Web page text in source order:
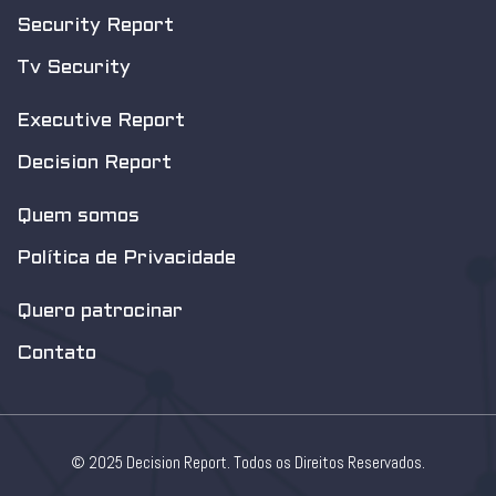
Security Report
Tv Security
Executive Report
Decision Report
Quem somos
Política de Privacidade
Quero patrocinar
Contato
© 2025 Decision Report. Todos os Direitos Reservados.